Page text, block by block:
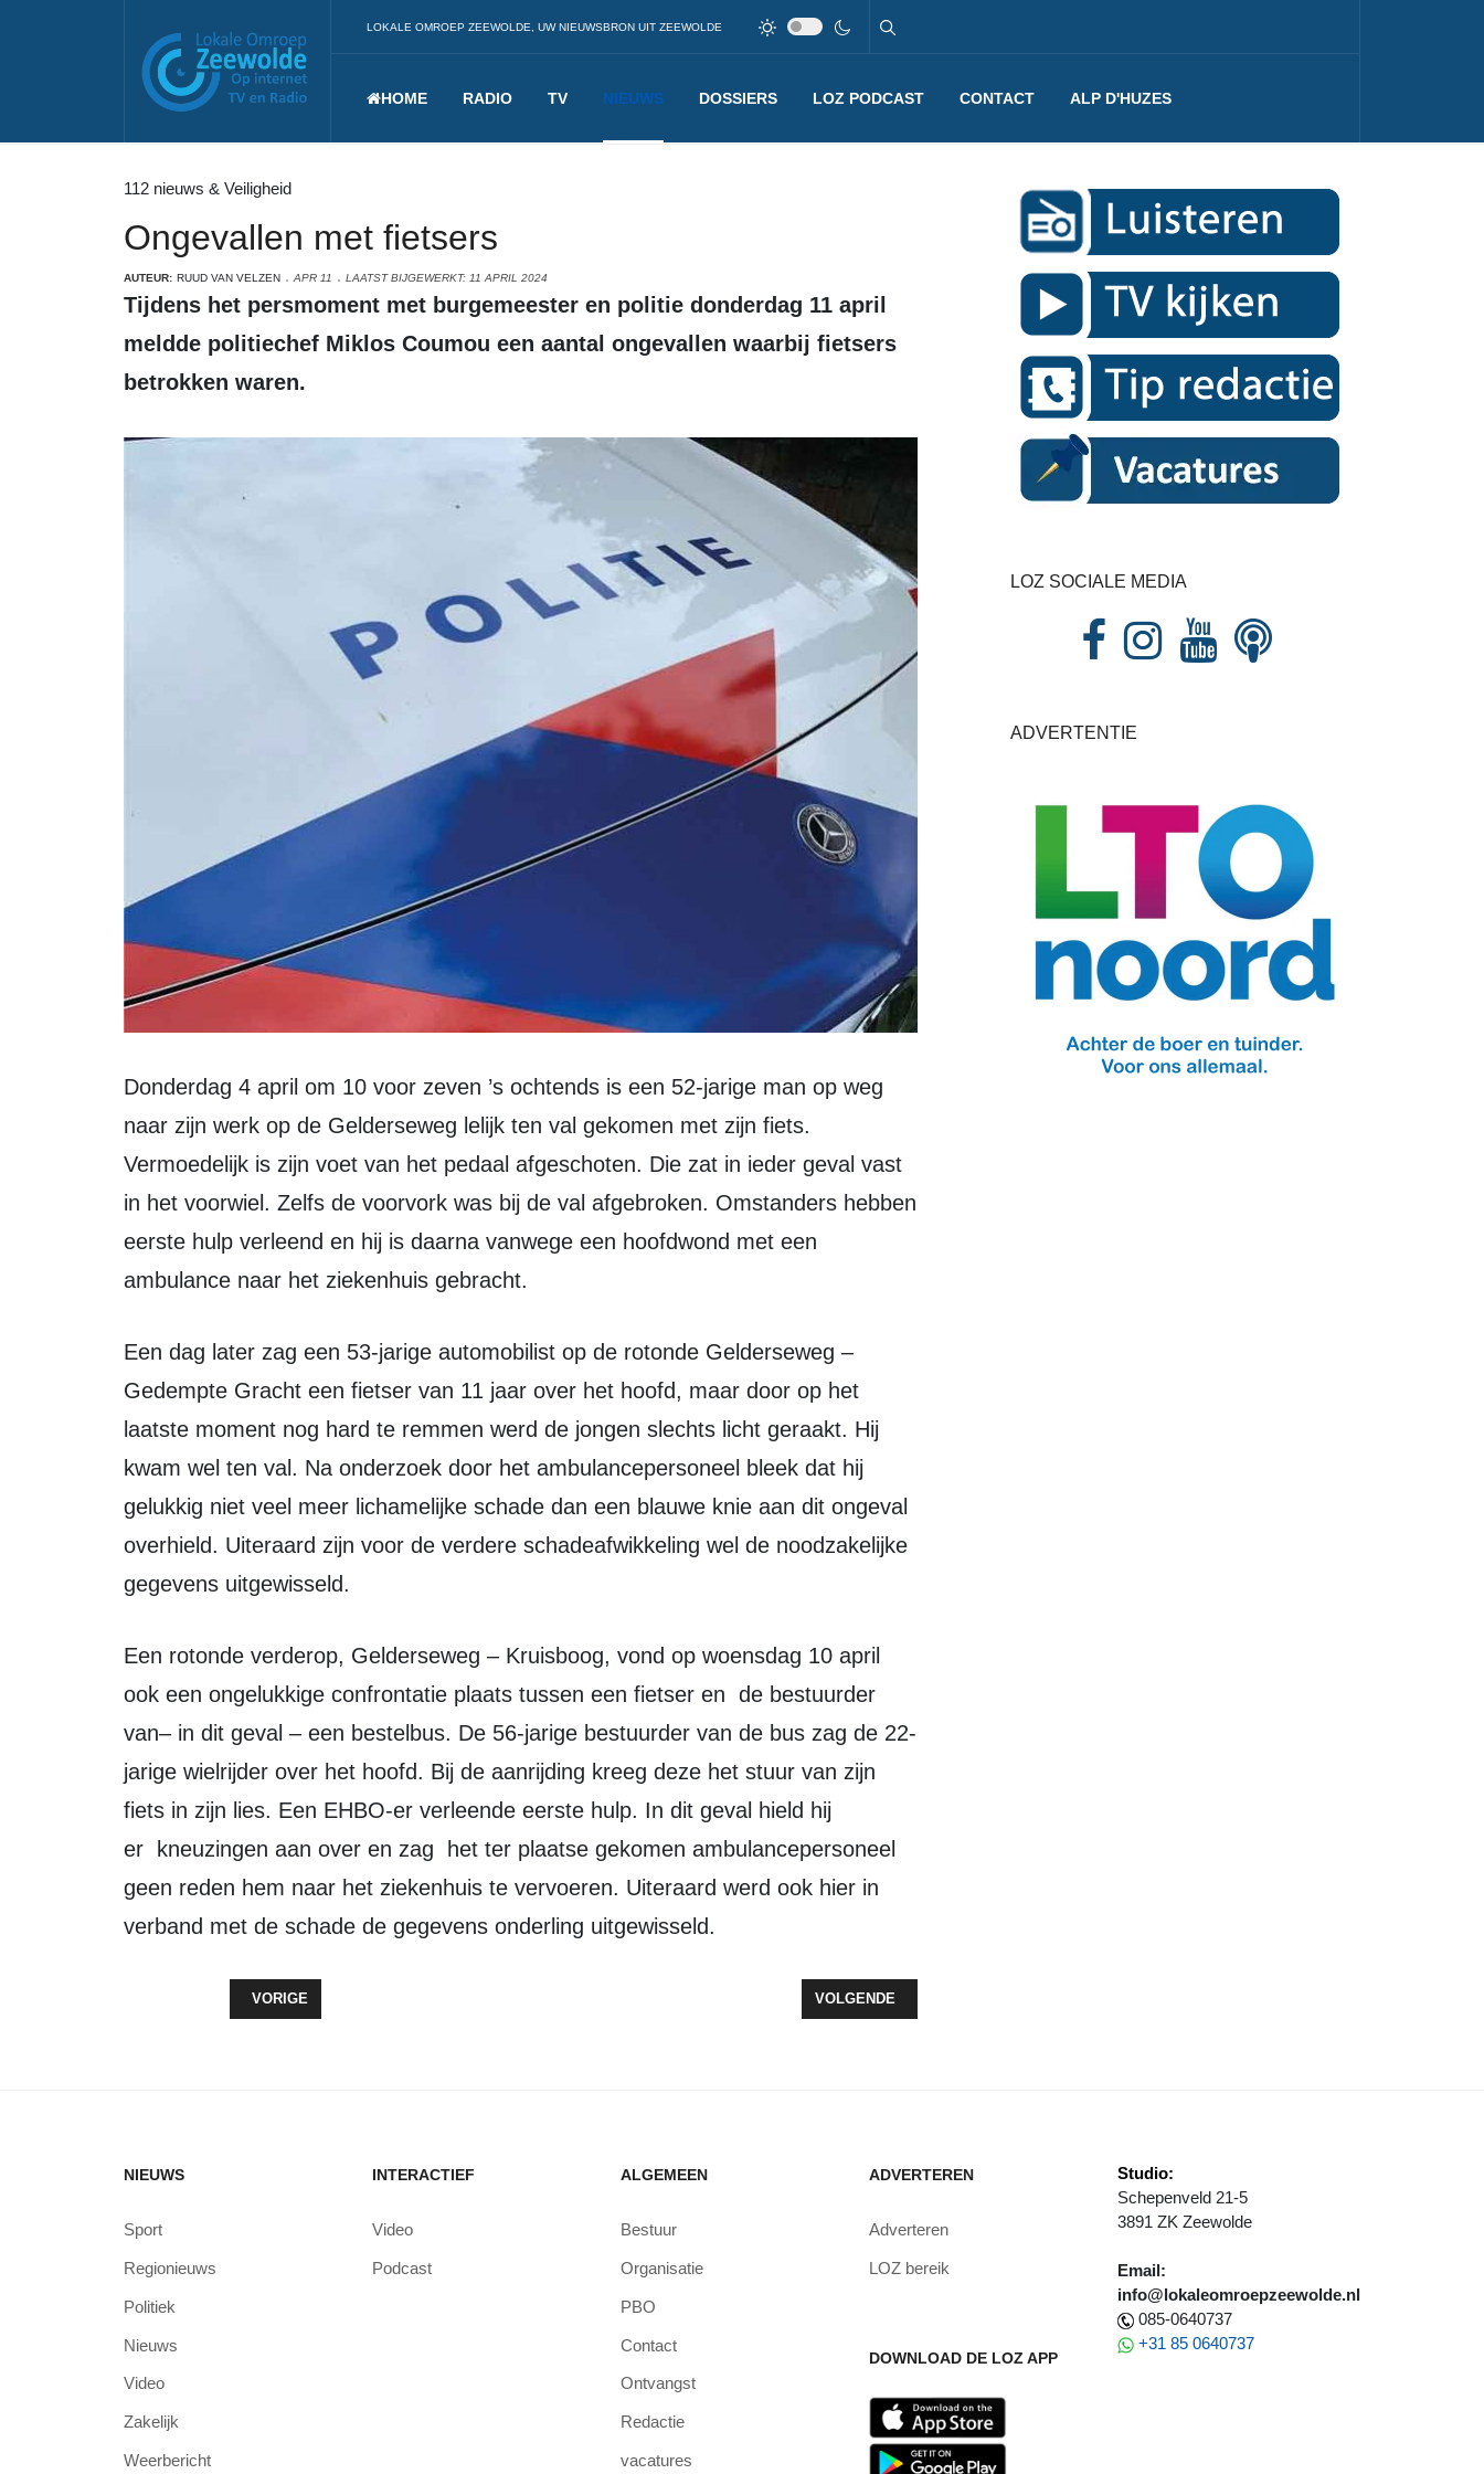
LOKALE OMROEP ZEEWOLDE, UW NIEUWSBRON UIT ZEEWOLDE
HOME RADIO TV NIEUWS DOSSIERS LOZ PODCAST CONTACT ALP D'HUZES
112 nieuws & Veiligheid
Ongevallen met fietsers
AUTEUR: RUUD VAN VELZEN APR 11 LAATST BIJGEWERKT: 11 APRIL 2024
Tijdens het persmoment met burgemeester en politie donderdag 11 april
meldde politiechef Miklos Coumou een aantal ongevallen waarbij fietsers
betrokken waren.
Donderdag 4 april om 10 voor zeven ’s ochtends is een 52-jarige man op weg
naar zijn werk op de Gelderseweg lelijk ten val gekomen met zijn fiets.
Vermoedelijk is zijn voet van het pedaal afgeschoten. Die zat in ieder geval vast
in het voorwiel. Zelfs de voorvork was bij de val afgebroken. Omstanders hebben
eerste hulp verleend en hij is daarna vanwege een hoofdwond met een
ambulance naar het ziekenhuis gebracht.
Een dag later zag een 53-jarige automobilist op de rotonde Gelderseweg –
Gedempte Gracht een fietser van 11 jaar over het hoofd, maar door op het
laatste moment nog hard te remmen werd de jongen slechts licht geraakt. Hij
kwam wel ten val. Na onderzoek door het ambulancepersoneel bleek dat hij
gelukkig niet veel meer lichamelijke schade dan een blauwe knie aan dit ongeval
overhield. Uiteraard zijn voor de verdere schadeafwikkeling wel de noodzakelijke
gegevens uitgewisseld.
Een rotonde verderop, Gelderseweg – Kruisboog, vond op woensdag 10 april
ook een ongelukkige confrontatie plaats tussen een fietser en de bestuurder
van– in dit geval – een bestelbus. De 56-jarige bestuurder van de bus zag de 22-
jarige wielrijder over het hoofd. Bij de aanrijding kreeg deze het stuur van zijn
fiets in zijn lies. Een EHBO-er verleende eerste hulp. In dit geval hield hij
er kneuzingen aan over en zag het ter plaatse gekomen ambulancepersoneel
geen reden hem naar het ziekenhuis te vervoeren. Uiteraard werd ook hier in
verband met de schade de gegevens onderling uitgewisseld.
VORIG ARTIKEL: RECHTS INHALEN? KOM NOU!
VORIGE VOLGENDE ARTIKEL: GEDRAGINGEN MET ONVERWACHTE AFLOOP
VOLGENDE
LOZ SOCIALE MEDIA
ADVERTENTIE
NIEUWS
Sport
Regionieuws
Politiek
Nieuws
Video
Zakelijk
Weerbericht
INTERACTIEF
Video
Podcast
ALGEMEEN
Bestuur
Organisatie
PBO
Contact
Ontvangst
Redactie
vacatures
ADVERTEREN
Adverteren
LOZ bereik
DOWNLOAD DE LOZ APP
Studio:
Schepenveld 21-5
3891 ZK Zeewolde
Email:
info@lokaleomroepzeewolde.nl
085-0640737
+31 85 0640737